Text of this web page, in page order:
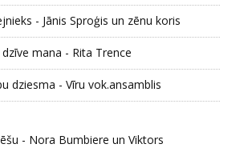
- Jānis Sproģis un zēnu koris
mana - Rita Trence
dziesma - Vīru vok.ansamblis
- Nora Bumbiere un Viktors